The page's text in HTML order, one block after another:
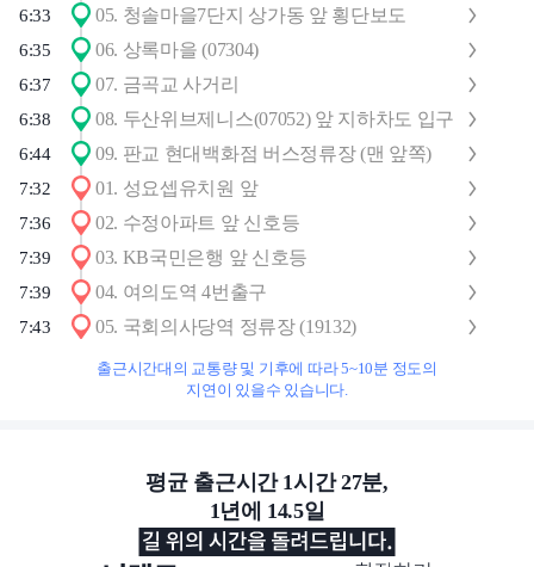
6:33 05. 청솔마을7단지 상가동 앞 횡단보도
6:35 06. 상록마을 (07304)
6:37 07. 금곡교 사거리
6:38 08. 두산위브제니스(07052) 앞 지하차도 입구
6:44 09. 판교 현대백화점 버스정류장 (맨 앞쪽)
7:32 01. 성요셉유치원 앞
7:36 02. 수정아파트 앞 신호등
7:39 03. KB국민은행 앞 신호등
7:39 04. 여의도역 4번출구
7:43 05. 국회의사당역 정류장 (19132)
출근시간대의 교통량 및 기후에 따라 5~10분 정도의
지연이 있을수 있습니다.
평균 출근시간 1시간 27분,
1년에 14.5일